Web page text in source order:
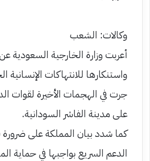
وكالات: الشعب
أعربت وزارة الخارجية السعودية
واستنكارها للانتهاكات الإنسانية
جرت في الهجمات الأخيرة لقوات
على مدينة الفاشر السودانية.
كما شدد بيان المملكة على
الدعم السريع بواجبها في حماية